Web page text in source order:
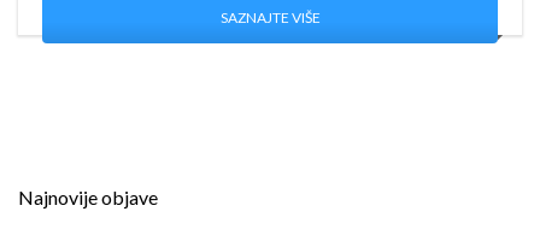
SAZNAJTE VIŠE
Najnovije objave